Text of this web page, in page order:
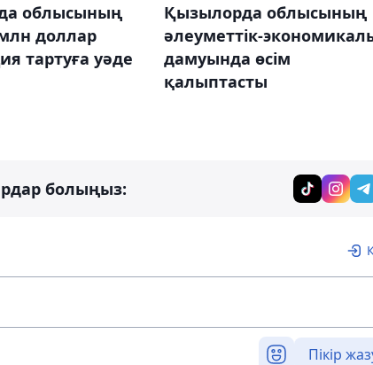
облысының
млн доллар
тартуға уәде
Қызылорда облысының
әлеуметтік-
дамуында өсім
қалыптасты
болыңыз:
Пікір